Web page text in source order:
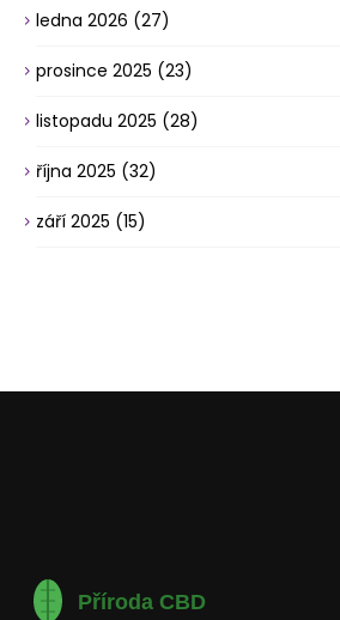
ledna 2026 (27)
prosince 2025 (23)
listopadu 2025 (28)
října 2025 (32)
září 2025 (15)